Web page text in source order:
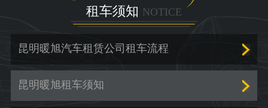
租车须知 NOTICE
昆明暖旭汽车租赁公司租车流程
昆明暖旭租车须知